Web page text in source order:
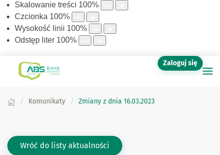
Skalowanie treści 100%
Czcionka 100%
Wysokość linii 100%
Odstęp liter 100%
Zaloguj się
Komunikaty Zmiany z dnia 16.03.2023
Wróć do listy aktualności